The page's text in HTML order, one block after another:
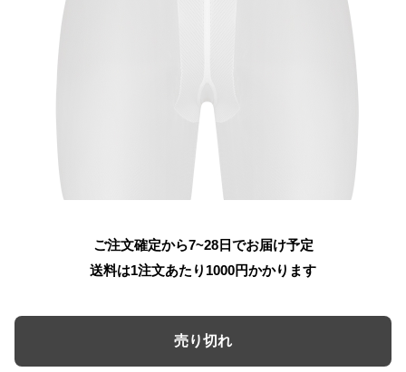
ご注文確定から7~28日でお届け予定
送料は1注文あたり 1000円かかります
売り切れ